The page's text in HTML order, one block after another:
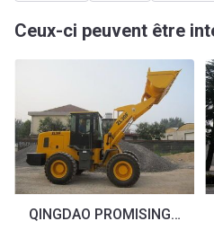
Ceux-ci peuvent être
QINGDAO PROMISING CE Front Loader ZL30F